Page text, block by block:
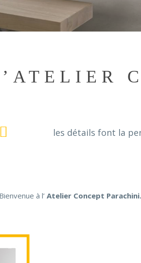
les détails font la
Bienvenue à l’ Atelier Concept Parachini.